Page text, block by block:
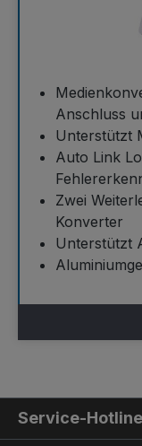
Anschluss
Unterstützt
Auto Link
Zwei
Konverter
Unterstützt
Service-Hotline